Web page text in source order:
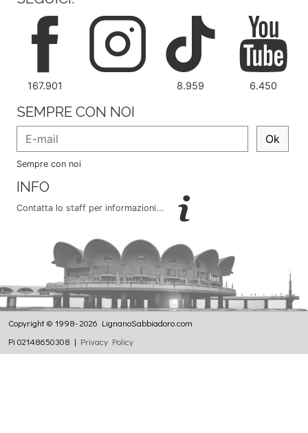
167.901 8.959 6.450
SEMPRE CON NOI
Ok
Sempre con noi
INFO
Contatta lo staff per informazioni...
Copyright © 1998- 2026 LignanoSabbiadoro.com
Pi 02148650308 | Privacy Policy